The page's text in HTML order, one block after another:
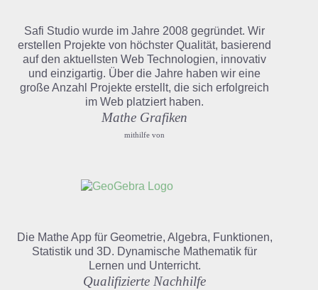
Safi Studio wurde im Jahre 2008 gegründet. Wir
erstellen Projekte von höchster Qualität, basierend
auf den aktuellsten Web Technologien, innovativ
und einzigartig. Über die Jahre haben wir eine
große Anzahl Projekte erstellt, die sich erfolgreich
im Web platziert haben.
Mathe Grafiken
mithilfe von
Die Mathe App für Geometrie, Algebra, Funktionen,
Statistik und 3D. Dynamische Mathematik für
Lernen und Unterricht.
Qualifizierte Nachhilfe